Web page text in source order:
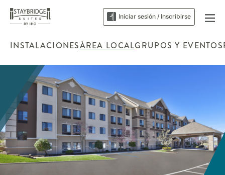
Iniciar sesión / Inscribirse
INSTALACIONESÁREA LOCALGRUPOS Y EVENTOS